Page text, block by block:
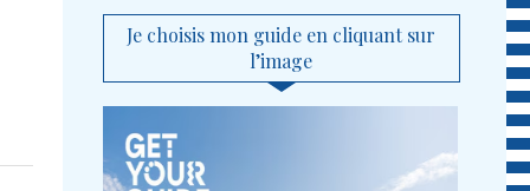
Je choisis mon guide en cliquant sur
l’image